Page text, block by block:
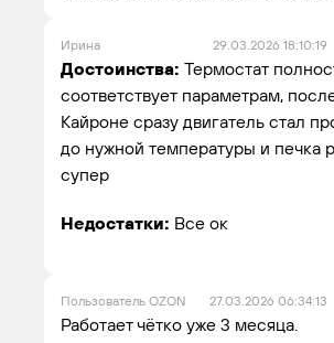
Ирина 29.03.2026 18:10:19
Достоинства: Термостат
соответствует параметрам,
Кайроне сразу двигатель стал
до нужной температуры и печка
супер
Недостатки: Все ок
Пользователь OZON 27.03.2026 06:34:13
Работает чётко уже 3 месяца.